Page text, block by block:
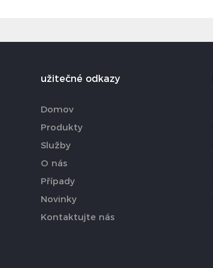
užitečné odkazy
Domov
Produkty
Služby
O nás
Případy
Novinky
Kontaktujte nás